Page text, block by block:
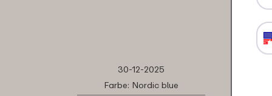
30-12-2025
Farbe: Nordic blue